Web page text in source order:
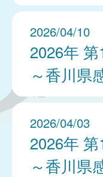
2026/04/10
2026年 第
～香川県
2026/04/03
2026年 第
～香川県